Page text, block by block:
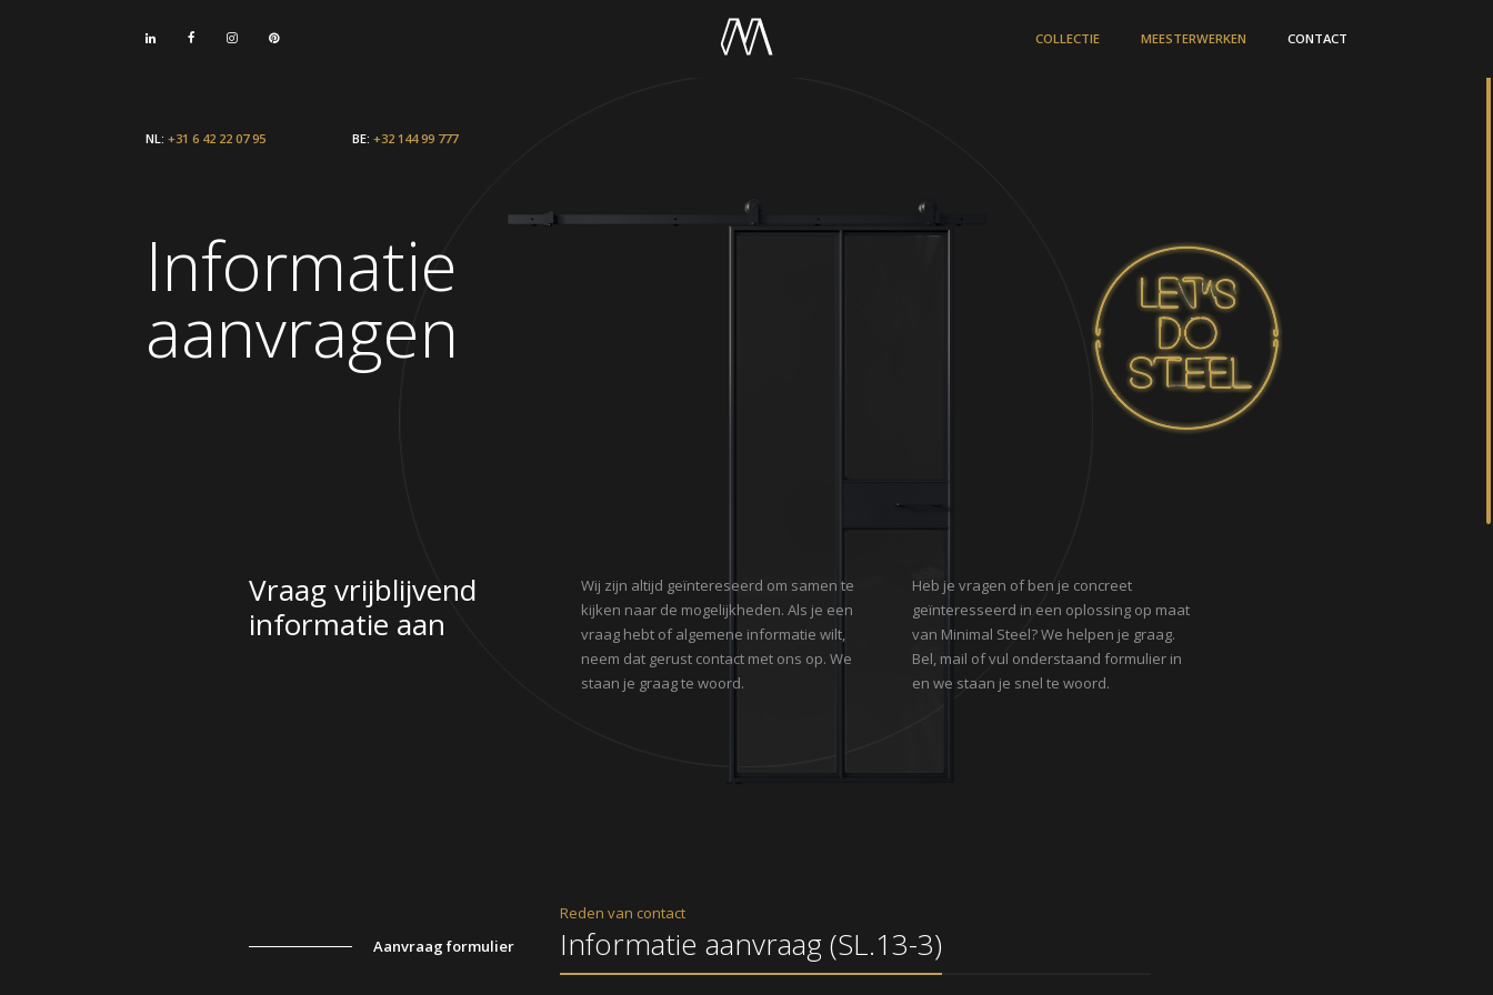
COLLECTIE MEESTERWERKEN CONTACT
NL: +31 6 42 22 07 95 BE:+32 144 99 777
Informatie
aanvragen
Vraag vrijblijvend
informatie aan
Wij zijn altijd geïntereseerd om samen te
kijken naar de mogelijkheden. Als je een
vraag hebt of algemene informatie wilt,
neem dat gerust contact met ons op. We
staan je graag te woord.
Heb je vragen of ben je concreet
geïnteresseerd in een oplossing op maat
van Minimal Steel? We helpen je graag.
Bel, mail of vul onderstaand formulier in
en we staan je snel te woord.
Aanvraag formulier
Reden van contact